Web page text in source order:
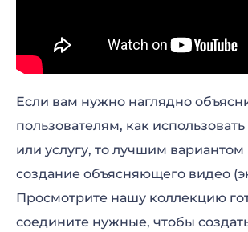
Динамичная корпоративная
Промо “Зажигательный
Промо для бизнеса с
Анимация логотипа
Промо для объявлений о
Если вам нужно наглядно
пользователям, как
или услугу, то лучшим вариантом
создание объясняющего видео
Просмотрите нашу коллекцию
соедините нужные, чтобы